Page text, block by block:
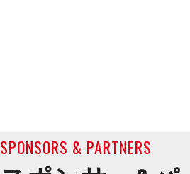
SPONSORS & PARTNERS